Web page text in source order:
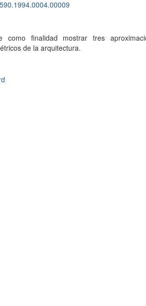
como finalidad mostrar tres
de la arquitectura.